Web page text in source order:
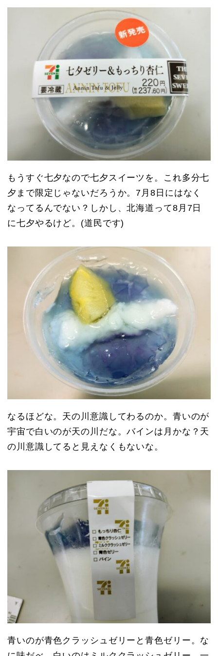
もうすぐ七夕なので七夕スイーツを。これ多分七
夕まで限定じゃないだろうか。7月8日にはなく
なってるんでない？しかし、北海道って8月7日
に七夕やるけど。(道民です)
なるほどな。天の川意識してわるのか。青いのが
宇宙で白いのが天の川だな。バインは月かな？天
の川意識してると見えなくもないな。
青いのが青色クラッシュゼリーと青色ゼリー。な